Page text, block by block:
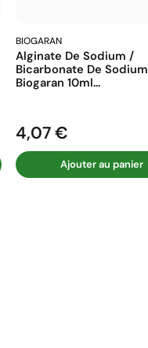
BIOGARAN
Alginate De Sodium /
Bicarbonate De Sodium
Biogaran 10ml...
Prix
4,07 €
Ajouter au panier